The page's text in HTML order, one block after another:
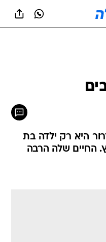
היא רק ילדה בת
החיים שלה הרבה